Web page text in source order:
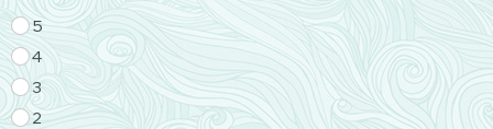
5
4
3
2